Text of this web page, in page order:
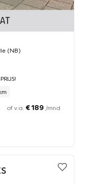
(NB)
of v.a. € 189 /mnd